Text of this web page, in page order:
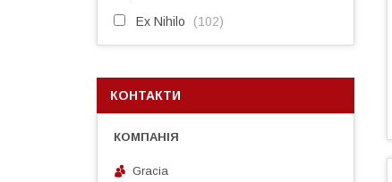
Ex Nihilo 102
КОНТАКТИ
Gracia